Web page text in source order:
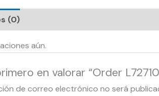
(0)
aún.
en valorar “Order
de correo electrónico no será